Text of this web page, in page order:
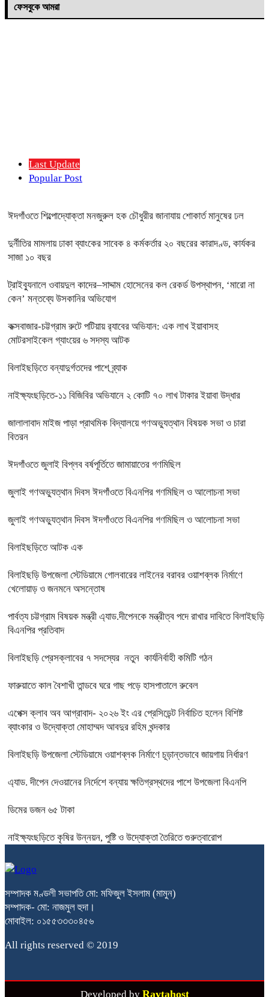
ফেসবুকে আমরা
Last Update
Popular Post
ঈদগাঁওতে শিল্পোদ্যোক্তা মনজুরুল হক চৌধুরীর জানাযায় শোকার্ত মানুষের ঢল
দুর্নীতির মামলায় ঢাকা ব্যাংকের সাবেক ৪ কর্মকর্তার ২০ বছরের কারাদণ্ড, কার্যকর
সাজা ১০ বছর
ট্রাইব্যুনালে ওবায়দুল কাদের–সাদ্দাম হোসেনের কল রেকর্ড উপস্থাপন, ‘মারো না
কেন’ মন্তব্যে উসকানির অভিযোগ
কক্সবাজার-চট্টগ্রাম রুটে পটিয়ায় র‍্যাবের অভিযান: এক লাখ ইয়াবাসহ
মোটরসাইকেল গ্যাংয়ের ৬ সদস্য আটক
বিলাইছড়িতে বন্যাদুর্গতদের পাশে ব্র্যাক
নাইক্ষ্যংছড়িতে-১১ বিজিবির অভিযানে ২ কোটি ৭০ লাখ টাকার ইয়াবা উদ্ধার
জালালাবাদ মাইজ পাড়া প্রাথমিক বিদ্যালয়ে গণঅভ্যুত্থান বিষয়ক সভা ও চারা
বিতরন
ঈদগাঁওতে জুলাই বিপ্লব বর্ষপূর্তিতে জামায়াতের গণমিছিল
জুলাই গণঅভ্যুত্থান দিবস ঈদগাঁওতে বিএনপির গণমিছিল ও আলোচনা সভা
জুলাই গণঅভ্যুত্থান দিবস ঈদগাঁওতে বিএনপির গণমিছিল ও আলোচনা সভা
বিলাইছড়িতে আটক এক
বিলাইছড়ি উপজেলা স্টেডিয়ামে গোলবারের লাইনের বরাবর ওয়াশব্লক নির্মাণে
খেলোয়াড় ও জনমনে অসন্তোষ
পার্বত্য চট্টগ্রাম বিষয়ক মন্ত্রী এ্যাড.দীপেনকে মন্ত্রীত্ব পদে রাখার দাবিতে বিলাইছড়ি
বিএনপির প্রতিবাদ
বিলাইছড়ি প্রেসক্লাবের ৭ সদস্যের নতুন কার্যনির্বাহী কমিটি গঠন
ফারুয়াতে কাল বৈশাখী তান্ডবে ঘরে গাছ পড়ে হাসপাতালে রুবেল
এপেক্স ক্লাব অব আগ্রাবাদ- ২০২৬ ইং এর প্রেসিডেন্ট নির্বাচিত হলেন বিশিষ্ট
ব্যাংকার ও উদ্যোক্তা মোহাম্মদ আবদুর রহিম খন্দকার
বিলাইছড়ি উপজেলা স্টেডিয়ামে ওয়াশব্লক নির্মাণে চূড়ান্তভাবে জায়গায় নির্ধারণ
এ্যাড. দীপেন দেওয়ানের নির্দেশে বন্যায় ক্ষতিগ্রস্থদের পাশে উপজেলা বিএনপি
ডিমের ডজন ৬৫ টাকা
নাইক্ষ্যংছড়িতে কৃষির উন্নয়ন, পুষ্টি ও উদ্যোক্তা তৈরিতে গুরুত্বারোপ
সম্পাদক মণ্ডলী সভাপতি মো: মফিজুল ইসলাম (মামুন)
সম্পাদক- মো: নাজমুল হুদা।
মোবাইল: ০১৫৫৩৩৩০৪৫৬
All rights reserved © 2019
Developed by Raytahost